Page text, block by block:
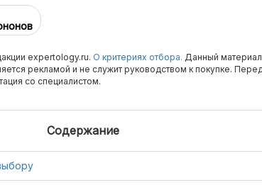
expertology.ru. О критериях отбора. Данный материал
рекламой и не служит руководством к покупке.
со специалистом.
Содержание